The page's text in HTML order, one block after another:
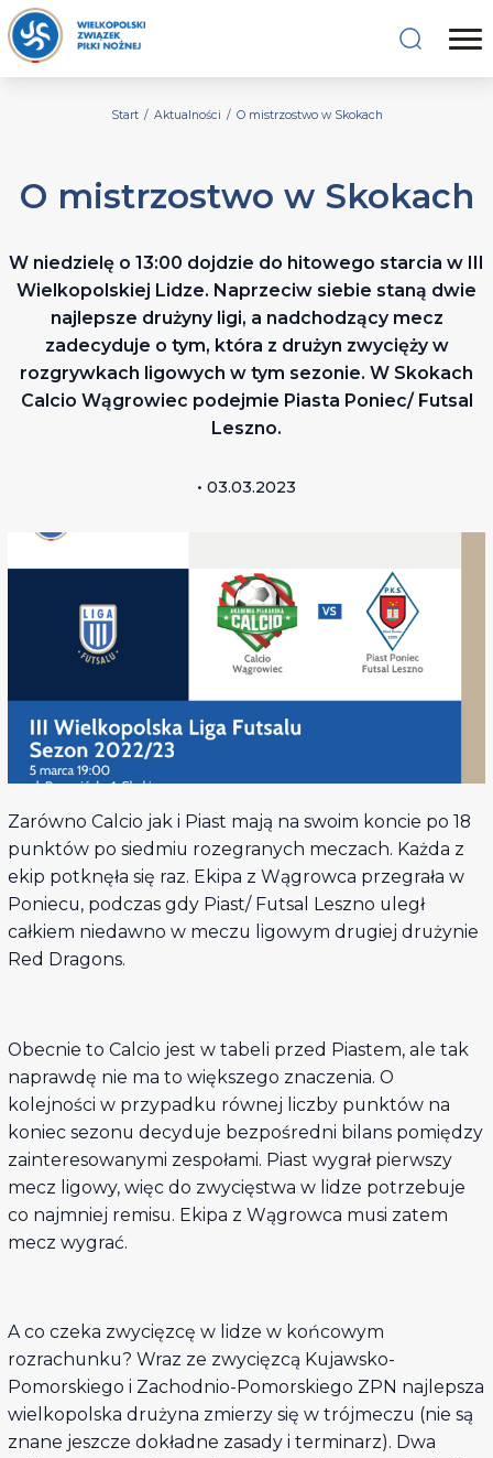
Start / Aktualności / O mistrzostwo w Skokach
O mistrzostwo w Skokach
W niedzielę o 13:00 dojdzie do hitowego starcia w III
Wielkopolskiej Lidze. Naprzeciw siebie staną dwie
najlepsze drużyny ligi, a nadchodzący mecz
zadecyduje o tym, która z drużyn zwycięży w
rozgrywkach ligowych w tym sezonie. W Skokach
Calcio Wągrowiec podejmie Piasta Poniec/ Futsal
Leszno.
• 03.03.2023
Zarówno Calcio jak i Piast mają na swoim koncie po 18
punktów po siedmiu rozegranych meczach. Każda z
ekip potknęła się raz. Ekipa z Wągrowca przegrała w
Poniecu, podczas gdy Piast/ Futsal Leszno uległ
całkiem niedawno w meczu ligowym drugiej drużynie
Red Dragons.
Obecnie to Calcio jest w tabeli przed Piastem, ale tak
naprawdę nie ma to większego znaczenia. O
kolejności w przypadku równej liczby punktów na
koniec sezonu decyduje bezpośredni bilans pomiędzy
zainteresowanymi zespołami. Piast wygrał pierwszy
mecz ligowy, więc do zwycięstwa w lidze potrzebuje
co najmniej remisu. Ekipa z Wągrowca musi zatem
mecz wygrać.
A co czeka zwycięzcę w lidze w końcowym
rozrachunku? Wraz ze zwycięzcą Kujawsko-
Pomorskiego i Zachodnio-Pomorskiego ZPN najlepsza
wielkopolska drużyna zmierzy się w trójmeczu (nie są
znane jeszcze dokładne zasady i terminarz). Dwa